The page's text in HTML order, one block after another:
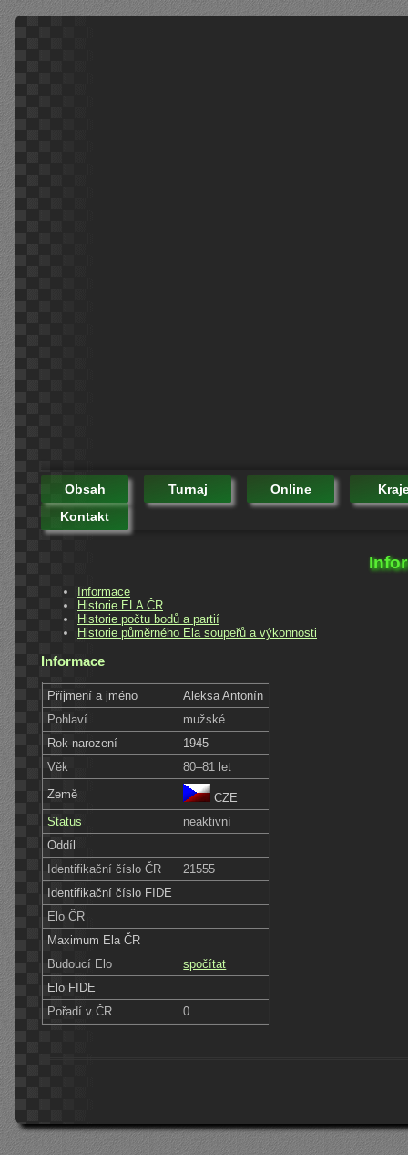
Obsah Turnaj Online
Kontakt
Informace
Historie ELA ČR
Historie počtu bodů a partií
Historie půměrného Ela soupeřů a výkonnosti
Informace
Příjmení a jméno
Aleksa Antonín
Pohlaví
mužské
Rok narození
1945
Věk
80–81 let
Země
CZE
Status
neaktivní
Oddíl
Identifikační číslo ČR
21555
Identifikační číslo FIDE
Elo ČR
Maximum Ela ČR
Budoucí Elo
spočítat
Elo FIDE
Pořadí v ČR
0.